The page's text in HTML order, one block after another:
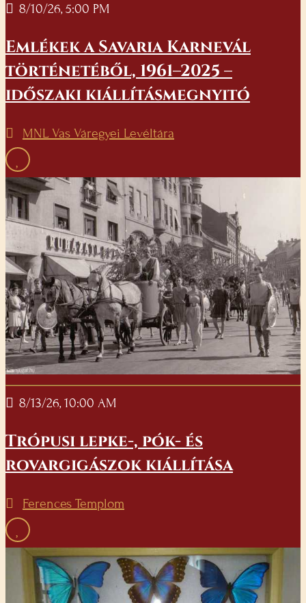
8/10/26, 5:00 PM
Emlékek a Savaria Karnevál
történetéből, 1961–2025 –
időszaki kiállításmegnyitó
MNL Vas Váregyei Levéltára
8/13/26, 10:00 AM
Trópusi lepke-, pók- és
rovargigászok kiállítása
Ferences Templom